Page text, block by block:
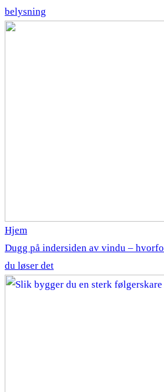
belysning
Hjem
Dugg på indersiden av vindu –
du løser det